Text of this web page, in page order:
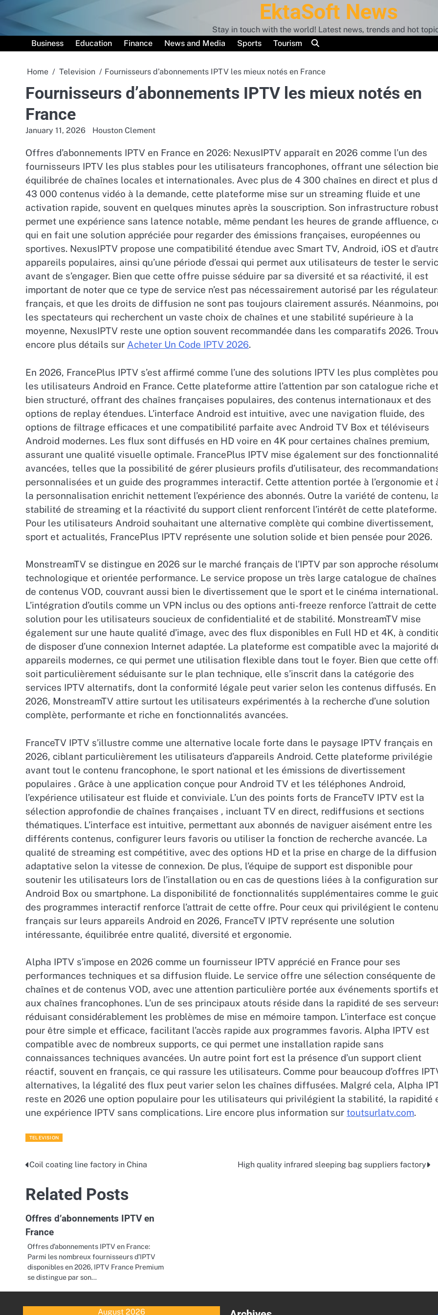
content
EktaSoft News
Stay in touch with the world! Latest news, trends and hot
Business
Education Finance News and Media Sports Tourism
Home Television Fournisseurs d’abonnements IPTV les mieux notés en France
Fournisseurs d’abonnements IPTV les mieux notés en
France
January 11, 2026 Houston Clement
Offres d’abonnements IPTV en France en 2026: NexusIPTV apparaît en 2026 comme l’un des
fournisseurs IPTV les plus stables pour les utilisateurs francophones, offrant une sélection
équilibrée de chaînes locales et internationales. Avec plus de 4 300 chaînes en direct et plus
43 000 contenus vidéo à la demande, cette plateforme mise sur un streaming fluide et une
activation rapide, souvent en quelques minutes après la souscription. Son infrastructure
permet une expérience sans latence notable, même pendant les heures de grande affluence,
qui en fait une solution appréciée pour regarder des émissions françaises, européennes ou
sportives. NexusIPTV propose une compatibilité étendue avec Smart TV, Android, iOS et
appareils populaires, ainsi qu’une période d’essai qui permet aux utilisateurs de tester le
avant de s’engager. Bien que cette offre puisse séduire par sa diversité et sa réactivité, il est
important de noter que ce type de service n’est pas nécessairement autorisé par les
français, et que les droits de diffusion ne sont pas toujours clairement assurés. Néanmoins,
les spectateurs qui recherchent un vaste choix de chaînes et une stabilité supérieure à la
moyenne, NexusIPTV reste une option souvent recommandée dans les comparatifs 2026.
encore plus détails sur Acheter Un Code IPTV 2026.
En 2026, FrancePlus IPTV s’est affirmé comme l’une des solutions IPTV les plus complètes
les utilisateurs Android en France. Cette plateforme attire l’attention par son catalogue riche et
bien structuré, offrant des chaînes françaises populaires, des contenus internationaux et des
options de replay étendues. L’interface Android est intuitive, avec une navigation fluide, des
options de filtrage efficaces et une compatibilité parfaite avec Android TV Box et téléviseurs
Android modernes. Les flux sont diffusés en HD voire en 4K pour certaines chaînes premium,
assurant une qualité visuelle optimale. FrancePlus IPTV mise également sur des
avancées, telles que la possibilité de gérer plusieurs profils d’utilisateur, des
personnalisées et un guide des programmes interactif. Cette attention portée à l’ergonomie et
la personnalisation enrichit nettement l’expérience des abonnés. Outre la variété de contenu,
stabilité de streaming et la réactivité du support client renforcent l’intérêt de cette plateforme.
Pour les utilisateurs Android souhaitant une alternative complète qui combine divertissement,
sport et actualités, FrancePlus IPTV représente une solution solide et bien pensée pour 2026.
MonstreamTV se distingue en 2026 sur le marché français de l’IPTV par son approche
technologique et orientée performance. Le service propose un très large catalogue de
de contenus VOD, couvrant aussi bien le divertissement que le sport et le cinéma international.
L’intégration d’outils comme un VPN inclus ou des options anti-freeze renforce l’attrait de cette
solution pour les utilisateurs soucieux de confidentialité et de stabilité. MonstreamTV mise
également sur une haute qualité d’image, avec des flux disponibles en Full HD et 4K, à
de disposer d’une connexion Internet adaptée. La plateforme est compatible avec la majorité
appareils modernes, ce qui permet une utilisation flexible dans tout le foyer. Bien que cette
soit particulièrement séduisante sur le plan technique, elle s’inscrit dans la catégorie des
services IPTV alternatifs, dont la conformité légale peut varier selon les contenus diffusés. En
2026, MonstreamTV attire surtout les utilisateurs expérimentés à la recherche d’une solution
complète, performante et riche en fonctionnalités avancées.
FranceTV IPTV s’illustre comme une alternative locale forte dans le paysage IPTV français en
2026, ciblant particulièrement les utilisateurs d’appareils Android. Cette plateforme privilégie
avant tout le contenu francophone, le sport national et les émissions de divertissement
populaires . Grâce à une application conçue pour Android TV et les téléphones Android,
l’expérience utilisateur est fluide et conviviale. L’un des points forts de FranceTV IPTV est la
sélection approfondie de chaînes françaises , incluant TV en direct, rediffusions et sections
thématiques. L’interface est intuitive, permettant aux abonnés de naviguer aisément entre les
différents contenus, configurer leurs favoris ou utiliser la fonction de recherche avancée. La
qualité de streaming est compétitive, avec des options HD et la prise en charge de la diffusion
adaptative selon la vitesse de connexion. De plus, l’équipe de support est disponible pour
soutenir les utilisateurs lors de l’installation ou en cas de questions liées à la configuration sur
Android Box ou smartphone. La disponibilité de fonctionnalités supplémentaires comme le
des programmes interactif renforce l’attrait de cette offre. Pour ceux qui privilégient le
français sur leurs appareils Android en 2026, FranceTV IPTV représente une solution
intéressante, équilibrée entre qualité, diversité et ergonomie.
Alpha IPTV s’impose en 2026 comme un fournisseur IPTV apprécié en France pour ses
performances techniques et sa diffusion fluide. Le service offre une sélection conséquente de
chaînes et de contenus VOD, avec une attention particulière portée aux événements sportifs et
aux chaînes francophones. L’un de ses principaux atouts réside dans la rapidité de ses
réduisant considérablement les problèmes de mise en mémoire tampon. L’interface est conçue
pour être simple et efficace, facilitant l’accès rapide aux programmes favoris. Alpha IPTV est
compatible avec de nombreux supports, ce qui permet une installation rapide sans
connaissances techniques avancées. Un autre point fort est la présence d’un support client
réactif, souvent en français, ce qui rassure les utilisateurs. Comme pour beaucoup d’offres
alternatives, la légalité des flux peut varier selon les chaînes diffusées. Malgré cela, Alpha
reste en 2026 une option populaire pour les utilisateurs qui privilégient la stabilité, la rapidité
une expérience IPTV sans complications. Lire encore plus information sur toutsurlatv.com.
TELEVISION
Post
navigation
Coil coating line factory in China High quality infrared sleeping bag suppliers factory
Related Posts
Offres d’abonnements IPTV en
France
Offres d’abonnements IPTV en France:
Parmi les nombreux fournisseurs d’IPTV
disponibles en 2026, IPTV France Premium
se distingue par son…
August 2026